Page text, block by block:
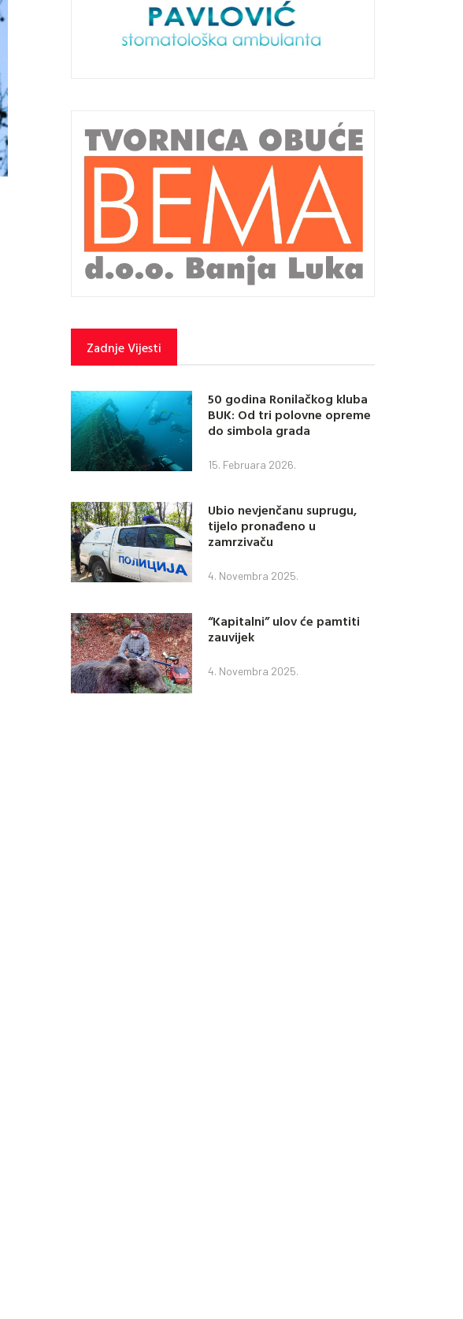
Zadnje Vijesti
50 godina Ronilačkog kluba
BUK: Od tri polovne opreme
do simbola grada
15. Februara 2026.
Ubio nevjenčanu suprugu,
tijelo pronađeno u
zamrzivaču
4. Novembra 2025.
“Kapitalni” ulov će pamtiti
zauvijek
4. Novembra 2025.